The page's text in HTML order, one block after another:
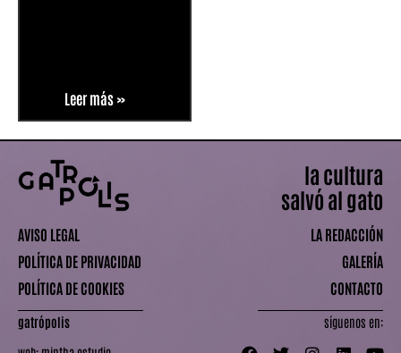
Leer más »
AVISO LEGAL
POLÍTICA DE PRIVACIDAD
POLÍTICA DE COOKIES
gatrópolis
la cultura
salvó al gato
LA REDACCIÓN
GALERÍA
CONTACTO
síguenos en: